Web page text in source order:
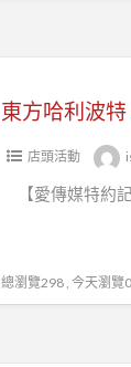
店頭活動
【愛傳媒特約
總瀏覽298 , 今天瀏覽0